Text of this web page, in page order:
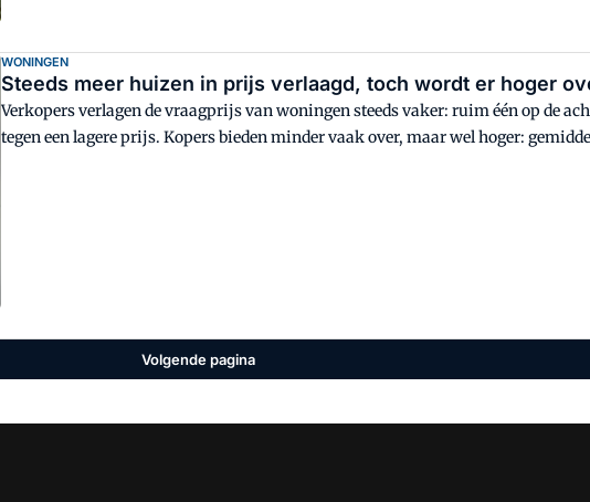
WONINGEN
Steeds meer huizen in prijs verlaagd, toch wordt er hoger
Verkopers verlagen de vraagprijs van woningen steeds vaker: ruim één op de
tegen een lagere prijs. Kopers bieden minder vaak over, maar wel hoger:
Volgende pagina